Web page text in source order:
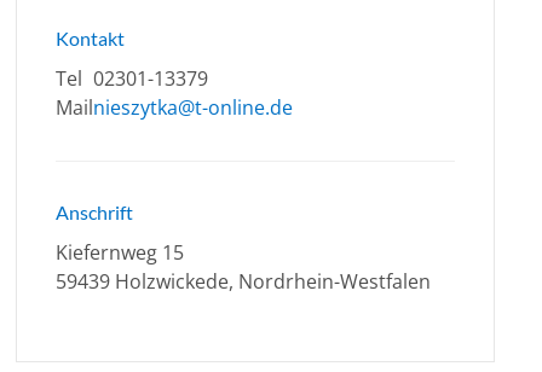
Kontakt
Tel 02301-13379
Mailnieszytka@t-online.de
Anschrift
Kiefernweg 15
59439 Holzwickede, Nordrhein-Westfalen